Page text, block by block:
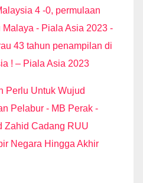
4 -0, permulaan
- Piala Asia 2023 -
43 tahun penampilan di
! – Piala Asia 2023
Perlu Untuk Wujud
Pelabur - MB Perak -
Zahid Cadang RUU
Negara Hingga Akhir